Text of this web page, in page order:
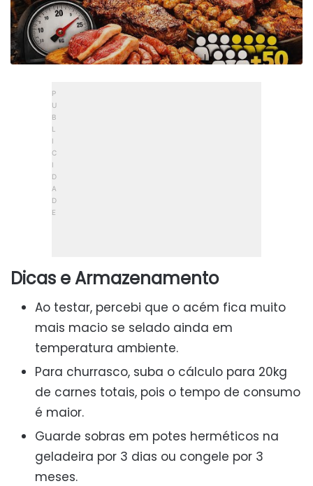
Dicas e Armazenamento
Ao testar, percebi que o acém fica muito
mais macio se selado ainda em
temperatura ambiente.
Para churrasco, suba o cálculo para 20kg
de carnes totais, pois o tempo de consumo
é maior.
Guarde sobras em potes herméticos na
geladeira por 3 dias ou congele por 3
meses.